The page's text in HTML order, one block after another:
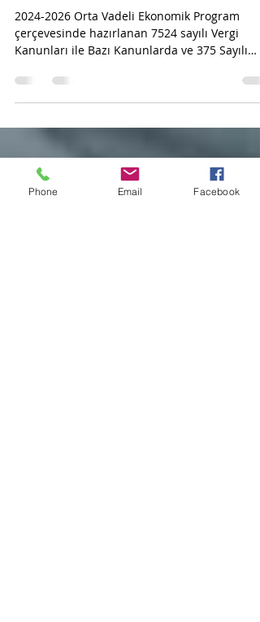
7524 Sayılı Kanun ile Vergi
Mevzuatında Yapılan Kapsamlı
Değişiklikler
2024-2026 Orta Vadeli Ekonomik Program
çerçevesinde hazırlanan 7524 sayılı Vergi
Kanun...
Phone Email Facebook